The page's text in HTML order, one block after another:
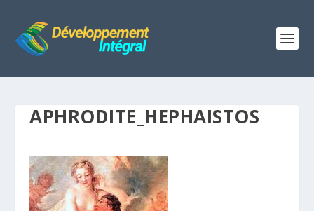
APHRODITE_HEPHAISTOS